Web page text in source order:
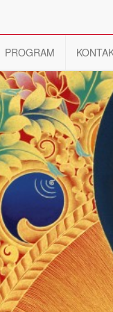
PROGRAM